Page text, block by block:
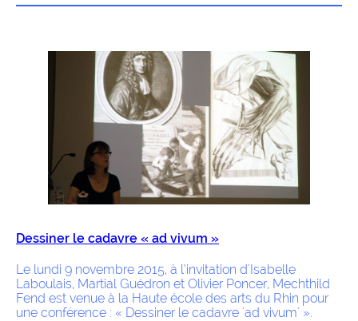
Dessiner le cadavre « ad vivum »
Le lundi 9 novembre 2015, à l’invitation d'Isabelle
Laboulais, Martial Guédron et Olivier Poncer, Mechthild
Fend est venue à la Haute école des arts du Rhin pour
une conférence : « Dessiner le cadavre 'ad vivum' ».